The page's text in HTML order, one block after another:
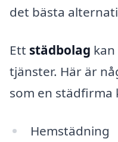
det bästa
Ett städbolag
tjänster. Här är
som en städfirma
Hemstädning